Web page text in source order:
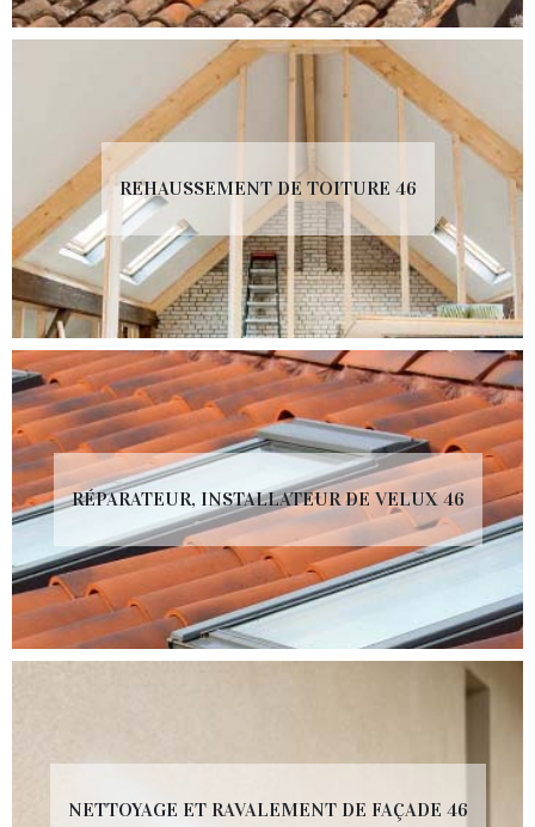
REHAUSSEMENT DE TOITURE 46
RÉPARATEUR, INSTALLATEUR DE VELUX 46
NETTOYAGE ET RAVALEMENT DE FAÇADE 46